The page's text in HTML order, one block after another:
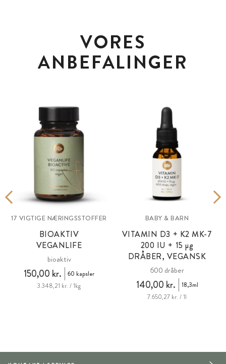
VORES
ANBEFALINGER
17 VIGTIGE NÆRINGSSTOFFER
BIOAKTIV
VEGANLIFE
bioaktiv
150,00 kr.
60 kapsler
3.348,21 kr. / 1kg
BABY & BARN
VITAMIN D3 + K2 MK-7
200 IU + 15 µg
DRÅBER, VEGANSK
600 dråber
140,00 kr.
18,3ml
7.650,27 kr. / 1l